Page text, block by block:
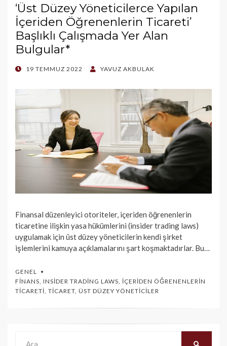
‘Üst Düzey Yöneticilerce Yapılan
İçeriden Öğrenenlerin Ticareti’
Başlıklı Çalışmada Yer Alan
Bulgular*
POSTED
19 TEMMUZ 2022 YAVUZ AKBULAK
Finansal düzenleyici otoriteler, içeriden öğrenenlerin
ticaretine ilişkin yasa hükümlerini (insider trading laws)
uygulamak için üst düzey yöneticilerin kendi şirket
işlemlerini kamuya açıklamalarını şart koşmaktadırlar. Bu…
GENEL
FINANS, INSIDER TRADING LAWS, İÇERIDEN ÖĞRENENLERIN
TICARETI, TICARET, ÜST DÜZEY YÖNETICILER